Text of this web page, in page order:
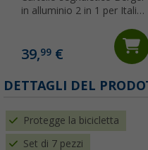
in alluminio 2 in 1 per Italia
39,99 €
DETTAGLI DEL
Protegge la bicicletta
Set di 7 pezzi